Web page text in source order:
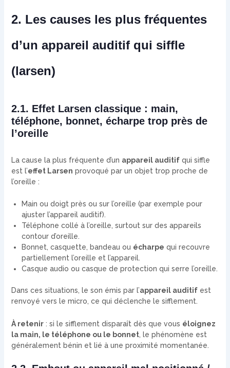
2. Les causes les plus fréquentes
d’un appareil auditif qui siffle
(larsen)
2.1. Effet Larsen classique : main,
téléphone, bonnet, écharpe trop près de
l’oreille
La cause la plus fréquente d’un appareil auditifqui siffle
est l’effet Larsen provoqué par un objet trop proche de
l’oreille :
Main ou doigt près ou sur l’oreille (par exemple pour
ajuster l’appareil auditif).
Téléphone collé à l’oreille, surtout sur des appareils
contour d’oreille.
Bonnet, casquette, bandeau ou écharpe qui recouvre
partiellement l’oreille et l’appareil.
Casque audio ou casque de protection qui serre l’oreille.
Dans ces situations, le son émis par l’appareil auditifest
renvoyé vers le micro, ce qui déclenche le sifflement.
À retenir: si le sifflement disparaît dès que vous éloignez
la main, le téléphone ou le bonnet, le phénomène est
généralement bénin et lié à une proximité momentanée.